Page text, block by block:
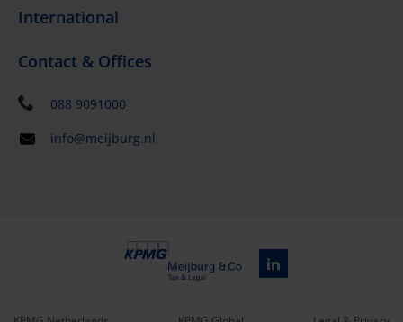
International
Contact & Offices
088 9091000
info@meijburg.nl